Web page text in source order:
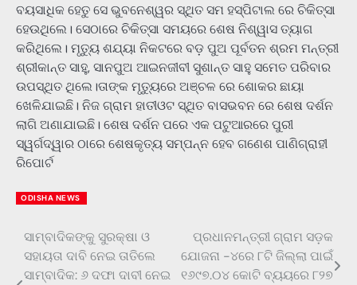
ବୟସାଧିକ ହେତୁ ସେ ଭୁବନେଶ୍ୱର ସ୍ଥିତ ସମ ହସ୍ପିଟାଲ ରେ ଚିକିତ୍ସା
ହେଉଥିଲେ। ସେଠାରେ ଚିକିତ୍ସା ସମୟରେ ଶେଷ ନିଶ୍ୱାସ ତ୍ୟାଗ
କରିଥିଲେ। ମୃତ୍ୟୁ ଶଯ୍ୟା ନିକଟରେ ବଡ଼ ପୁଅ ପୂର୍ବତନ ଶ୍ରମ ମନ୍ତ୍ରୀ
ଶ୍ରୀକାନ୍ତ ସାହୁ, ସାନପୁଅ ଆଇନଜୀବୀ ସୁଶାନ୍ତ ସାହୁ ସମେତ ପରିବାର
ଉପସ୍ଥିତ ଥିଲେ।ତାଙ୍କ ମୃତ୍ୟୁରେ ଅଞ୍ଚଳ ରେ ଶୋକର ଛାୟା
ଖେଳିଯାଇଛି। ନିଜ ଗ୍ରାମ ହାତୀଓଟ ସ୍ଥିତ ବାସଭବନ ରେ ଶେଷ ଦର୍ଶନ
ଲାଗି ଅଣାଯାଇଛି। ଶେଷ ଦର୍ଶନ ପରେ ଏକ ପଟୁଆରରେ ପୁରୀ
ସ୍ୱର୍ଗଦ୍ୱାର ଠାରେ ଶେଷକୃତ୍ୟ ସମ୍ପନ୍ନ ହେବ ଗଣେଶ ପାଣିଗ୍ରାହୀ
ରିପୋର୍ଟ
ODISHA NEWS
Post
navigation
ସାମ୍ବାଦିକଙ୍କୁ ସୁରକ୍ଷା ଓ
ସହାୟତା ଦାବି ନେଇ ତାତିଲେ
ସାମ୍ବାଦିକ: ୬ ଦଫା ଦାବୀ ନେଇ
ପ୍ରଧାନମନ୍ତ୍ରୀ ଗ୍ରାମ ସଡ଼କ
ଯୋଜନା -୪ରେ ୮ଟି ଜିଲ୍ଲା ପାଇଁ
୧୬୯୭.୦୪ କୋଟି ବ୍ୟୟରେ ୮୨୭